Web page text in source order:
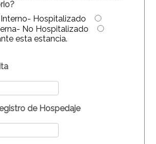
Interno- Hospitalizado
No Hospitalizado
esta estancia.
de Hospedaje